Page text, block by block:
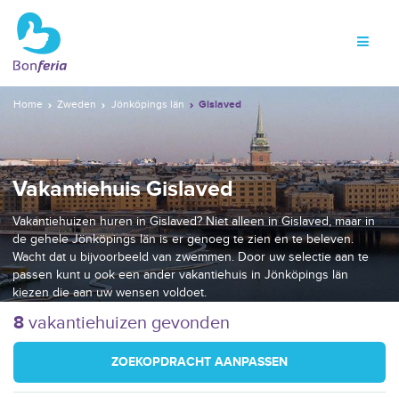
Home Zweden Jönköpings län Gislaved
Vakantiehuis Gislaved
Vakantiehuizen huren in Gislaved? Niet alleen in Gislaved, maar in
de gehele Jönköpings län is er genoeg te zien en te beleven.
Wacht dat u bijvoorbeeld van zwemmen. Door uw selectie aan te
passen kunt u ook een ander vakantiehuis in Jönköpings län
kiezen die aan uw wensen voldoet.
8 vakantiehuizen gevonden
ZOEKOPDRACHT AANPASSEN